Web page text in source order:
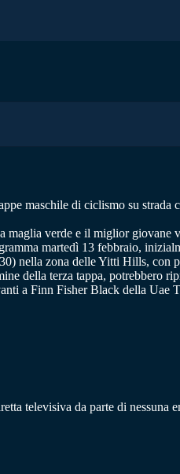
maschile di ciclismo su
maglia verde e il miglior giovane
martedì 13 febbraio,
nella zona delle Yitti Hills, con
della terza tappa, potrebbero
a Finn Fisher Black della Uae
televisiva da parte di nessuna